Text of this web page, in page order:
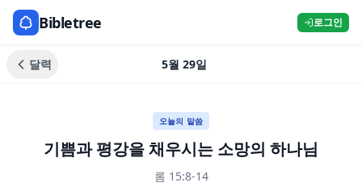
Bibletree 로그인
달력 5월 29일
오늘의 말씀
기쁨과 평강을 채우시는 소망의 하나님
롬 15:8-14